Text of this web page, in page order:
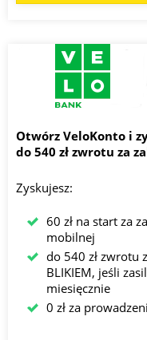
Otwórz VeloKonto i
do 540 zł zwrotu za
Zyskujesz:
60 zł na start za
mobilnej
do 540 zł zwrotu
BLIKIEM, jeśli
miesięcznie
0 zł za